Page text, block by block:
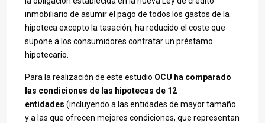
inmobiliario de asumir el pago de todos los gastos de la
hipoteca excepto la tasación, ha reducido el coste que
supone a los consumidores contratar un préstamo
hipotecario.
Para la realización de este estudio OCU ha comparado
las condiciones de las hipotecas de 12
entidades (incluyendo a las entidades de mayor tamaño
y a las que ofrecen mejores condiciones, que representan